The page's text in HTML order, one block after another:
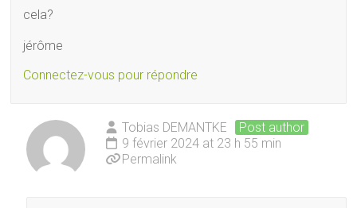
cela?
jérôme
Connectez-vous pour répondre
Tobias DEMANTKE
Post author
9 février 2024 at 23 h 55 min
Permalink